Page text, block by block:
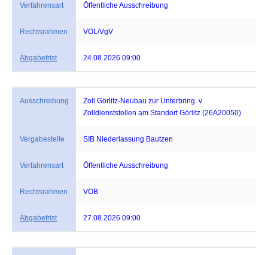
Verfahrensart Öffentliche Ausschreibung
Rechtsrahmen VOL/VgV
Abgabefrist 24.08.2026 09:00
Ausschreibung
Zoll Görlitz-Neubau zur Unterbring. v
Zolldienststellen am Standort Görlitz (26A20050)
Vergabestelle SIB Niederlassung Bautzen
Verfahrensart Öffentliche Ausschreibung
Rechtsrahmen VOB
Abgabefrist 27.08.2026 09:00